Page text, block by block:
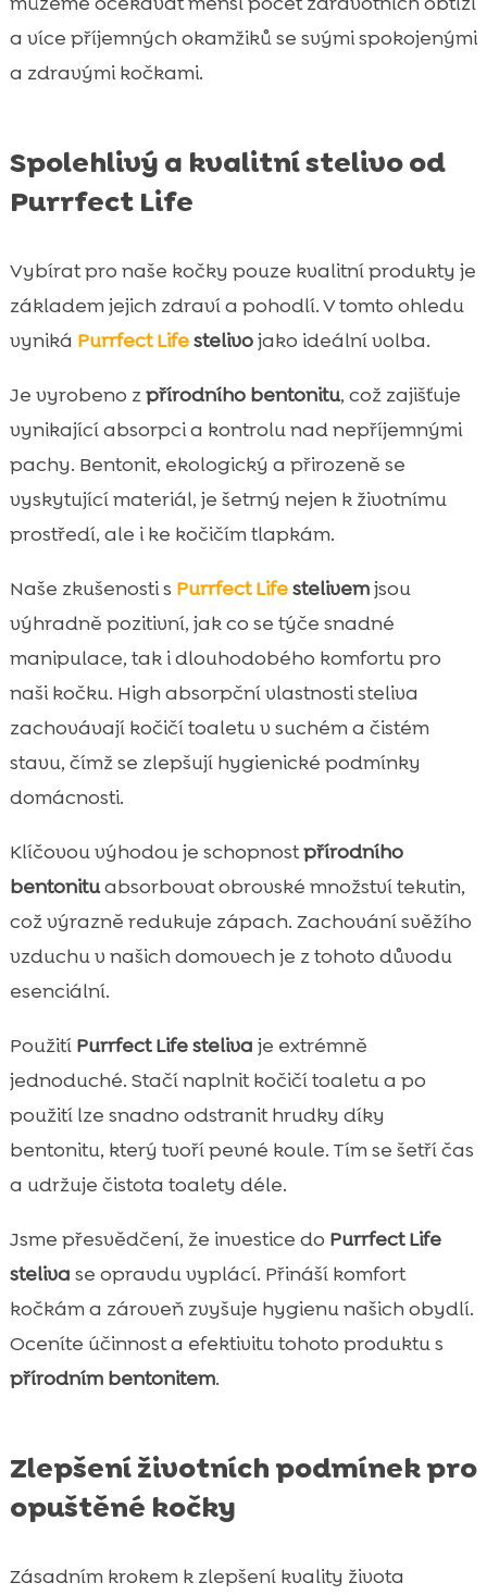
a více příjemných okamžiků se svými spokojenými
a zdravými kočkami.
Spolehlivý a kvalitní stelivo od
Purrfect Life
Vybírat pro naše kočky pouze kvalitní produkty je
základem jejich zdraví a pohodlí. V tomto ohledu
vyniká Purrfect Lifestelivojako ideální volba.
Je vyrobeno zpřírodního bentonitu, což zajišťuje
vynikající absorpci a kontrolu nad nepříjemnými
pachy. Bentonit, ekologický a přirozeně se
vyskytující materiál, je šetrný nejen k životnímu
prostředí, ale i ke kočičím tlapkám.
Naše zkušenosti s Purrfect Lifestelivemjsou
výhradně pozitivní, jak co se týče snadné
manipulace, tak i dlouhodobého komfortu pro
naši kočku. High absorpční vlastnosti steliva
zachovávají kočičí toaletu v suchém a čistém
stavu, čímž se zlepšují hygienické podmínky
domácnosti.
Klíčovou výhodou je schopnostpřírodního
bentonituabsorbovat obrovské množství tekutin,
což výrazně redukuje zápach. Zachování svěžího
vzduchu v našich domovech je z tohoto důvodu
esenciální.
Použití Purrfect Life steliva je extrémně
jednoduché. Stačí naplnit kočičí toaletu a po
použití lze snadno odstranit hrudky díky
bentonitu, který tvoří pevné koule. Tím se šetří čas
a udržuje čistota toalety déle.
Jsme přesvědčení, že investice do Purrfect Life
steliva se opravdu vyplácí. Přináší komfort
kočkám a zároveň zvyšuje hygienu našich obydlí.
Oceníte účinnost a efektivitu tohoto produktu s
přírodním bentonitem.
Zlepšení životních podmínek pro
opuštěné kočky
Zásadním krokem k zlepšení kvality života